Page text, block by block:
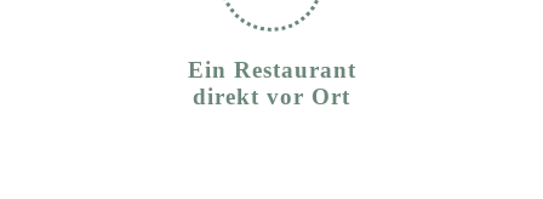
Ein Restaurant
direkt vor Ort